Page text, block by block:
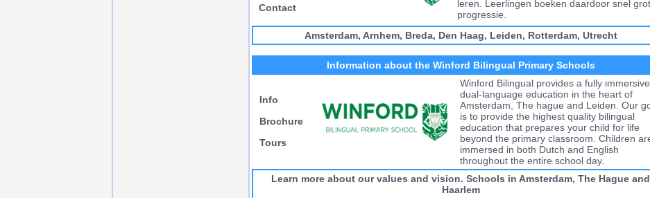
Contact
leren. Leerlingen boeken daardoor snel
progressie.
Amsterdam, Arnhem, Breda, Den Haag, Leiden, Rotterdam, Utrecht
Information about the Winford Bilingual Primary Schools
Info
Brochure
Tours
Winford Bilingual provides a fully immersive,
dual-language education in the heart of
Amsterdam, The hague and Leiden. Our
is to provide the highest quality bilingual
education that prepares your child for life
beyond the primary classroom. Children
immersed in both Dutch and English
throughout the entire school day.
Learn more about our values and vision. Schools in Amsterdam, The Hague and
Haarlem